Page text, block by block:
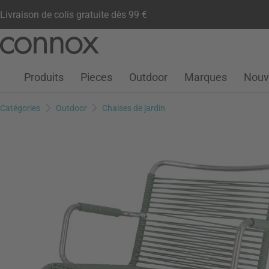
Livraison de colis gratuite dès 99 €
contenu
Compte clientListe de souhaits
Warenkorb
Produits Pieces Outdoor Marques
Catégories Outdoor Chaises de jardin